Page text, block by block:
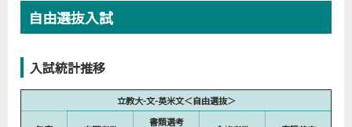
自由選抜入試
入試統計推移
立教大-文-英米文＜自由選抜＞
書類選考